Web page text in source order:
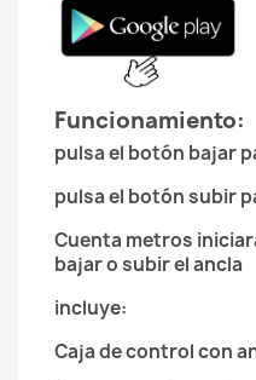
Funcionamiento:
pulsa el botón bajar
pulsa el botón subir
Cuenta metros
bajar o subir el ancla
incluye:
Caja de control con